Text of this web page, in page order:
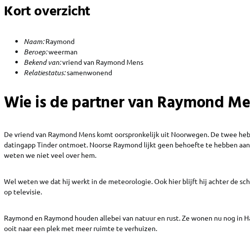
Kort overzicht
Naam:Raymond
Beroep:weerman
Bekend van:vriend van Raymond Mens
Relatiestatus:samenwonend
Wie is de partner van Raymond
De vriend van Raymond Mens komt oorspronkelijk uit Noorwegen. De twee
datingapp Tinder ontmoet. Noorse Raymond lijkt geen behoefte te hebben
weten we niet veel over hem.
Wel weten we dat hij werkt in de meteorologie. Ook hier blijft hij achter de
op televisie.
Raymond en Raymond houden allebei van natuur en rust. Ze wonen nu nog in
ooit naar een plek met meer ruimte te verhuizen.